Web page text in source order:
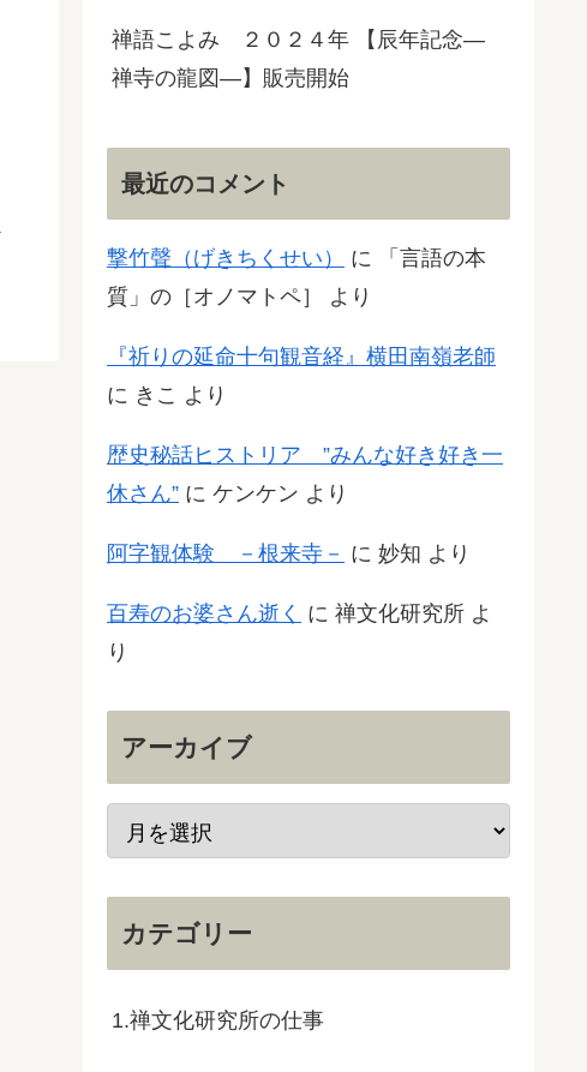
禅語こよみ ２０２４年 【辰年記念―
禅寺の龍図―】販売開始
最近のコメント
撃竹聲（げきちくせい） に
「言語の本
質」の［オノマトペ］
より
『祈りの延命十句観音経』横田南嶺老師
に きこ より
歴史秘話ヒストリア ”みんな好き好き一
休さん” に ケンケン より
阿字観体験 －根来寺－ に 妙知 より
百寿のお婆さん逝く に 禅文化研究所 よ
り
アーカイブ
カテゴリー
1.禅文化研究所の仕事